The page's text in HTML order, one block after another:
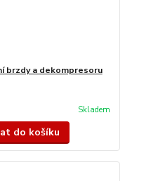
brzdy a dekompresoru
Skladem
do košíku